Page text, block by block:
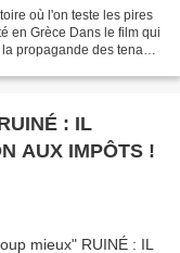
où l'on teste les pires
en Grèce Dans le film qui
propagande des tenants
AUX IMPÔTS !